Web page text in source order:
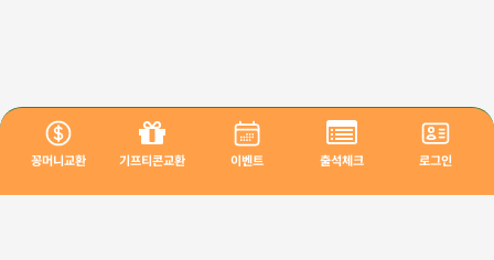
꽁머니교환 기프티콘교환 이벤트 출석체크 로그인